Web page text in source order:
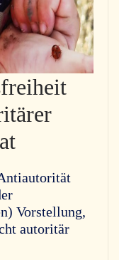
Vorstellung,
autoritär